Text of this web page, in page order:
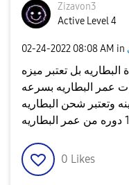
Zizavon3
Active Level 4
‎02-24-2022 08:08 AM in
بل تعتبر ميزه
عمر البطاريه بسرعه
وتعتبر شحن البطاريه
0 Likes